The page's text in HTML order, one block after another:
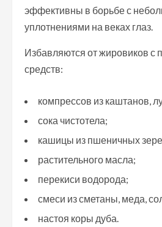
эффективны в борьбе с
уплотнениями на веках глаз.
Избавляются от жировиков
средств:
компрессов из каштанов,
сока чистотела;
кашицы из пшеничных
растительного масла;
перекиси водорода;
смеси из сметаны, меда,
настоя коры дуба.